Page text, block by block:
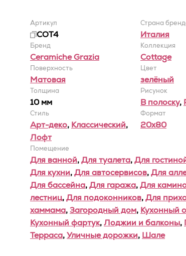
Артикул
COT4
Страна
Италия
Бренд
Ceramiche Grazia
Коллекция
Cottage
Поверхность
Матовая
Цвет
зелёный
Толщина
10 мм
Рисунок
В полоску,
Стиль
Арт-деко, Классический,
Лофт
Формат
20x80
Помещение
Для ванной,Для туалета,Для
Для кухни,Для автосервисов,Для
Для бассейна,Для гаража,Для
лестниц,Для подоконников,Для
хаммама,Загородный дом, Кухонный
Кухонный фартук,Лоджии и балконы,
Терраса,Уличные дорожки, Шале